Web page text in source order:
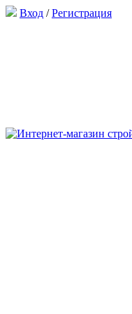
Вход /Регистрация